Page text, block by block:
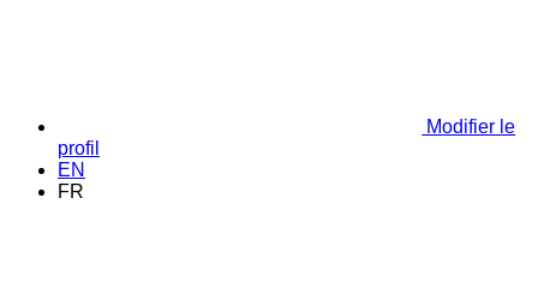
Modifier le
profil
EN
FR